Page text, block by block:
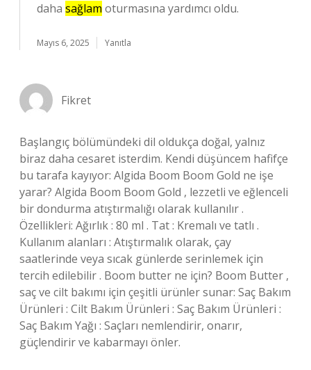
daha sağlam oturmasına yardımcı oldu.
Mayıs 6, 2025 Yanıtla
Fikret
Başlangıç bölümündeki dil oldukça doğal, yalnız
biraz daha cesaret isterdim. Kendi düşüncem hafifçe
bu tarafa kayıyor: Algida Boom Boom Gold ne işe
yarar? Algida Boom Boom Gold , lezzetli ve eğlenceli
bir dondurma atıştırmalığı olarak kullanılır .
Özellikleri: Ağırlık : 80 ml . Tat : Kremalı ve tatlı .
Kullanım alanları : Atıştırmalık olarak, çay
saatlerinde veya sıcak günlerde serinlemek için
tercih edilebilir . Boom butter ne için? Boom Butter ,
saç ve cilt bakımı için çeşitli ürünler sunar: Saç Bakım
Ürünleri : Cilt Bakım Ürünleri : Saç Bakım Ürünleri :
Saç Bakım Yağı : Saçları nemlendirir, onarır,
güçlendirir ve kabarmayı önler.